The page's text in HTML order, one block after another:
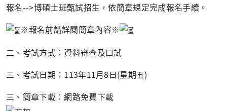
報名-->博碩士班甄試招生，依簡章規定完成報名手續。
※報名前請詳閱簡章內容※
二、考試方式：資料審查及口試
三、考試日期：113年11月8日(星期五)
三、簡章下載：網路免費下載